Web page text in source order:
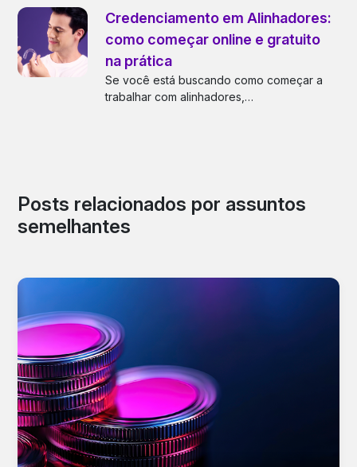
Credenciamento em Alinhadores:
como começar online e gratuito
na prática
Se você está buscando como começar a
trabalhar com alinhadores,…
Posts relacionados por assuntos
semelhantes